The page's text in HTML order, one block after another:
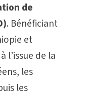
de
. Bénéficiant
et
l’issue de la
les
les